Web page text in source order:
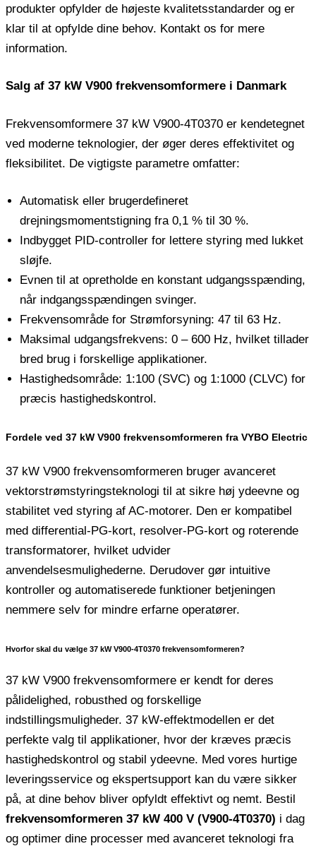
produkter opfylder de højeste kvalitetsstandarder og er
klar til at opfylde dine behov. Kontakt os for mere
information.
Salg af 37 kW V900 frekvensomformere i Danmark
Frekvensomformere 37 kW V900-4T0370 er kendetegnet
ved moderne teknologier, der øger deres effektivitet og
fleksibilitet. De vigtigste parametre omfatter:
Automatisk eller brugerdefineret
drejningsmomentstigning fra 0,1 % til 30 %.
Indbygget PID-controller for lettere styring med lukket
sløjfe.
Evnen til at opretholde en konstant udgangsspænding,
når indgangsspændingen svinger.
Frekvensområde for Strømforsyning: 47 til 63 Hz.
Maksimal udgangsfrekvens: 0 – 600 Hz, hvilket tillader
bred brug i forskellige applikationer.
Hastighedsområde: 1:100 (SVC) og 1:1000 (CLVC) for
præcis hastighedskontrol.
Fordele ved 37 kW V900 frekvensomformeren fra VYBO Electric
37 kW V900 frekvensomformeren bruger avanceret
vektorstrømstyringsteknologi til at sikre høj ydeevne og
stabilitet ved styring af AC-motorer. Den er kompatibel
med differential-PG-kort, resolver-PG-kort og roterende
transformatorer, hvilket udvider
anvendelsesmulighederne. Derudover gør intuitive
kontroller og automatiserede funktioner betjeningen
nemmere selv for mindre erfarne operatører.
Hvorfor skal du vælge 37 kW V900-4T0370 frekvensomformeren?
37 kW V900 frekvensomformere er kendt for deres
pålidelighed, robusthed og forskellige
indstillingsmuligheder. 37 kW-effektmodellen er det
perfekte valg til applikationer, hvor der kræves præcis
hastighedskontrol og stabil ydeevne. Med vores hurtige
leveringsservice og ekspertsupport kan du være sikker
på, at dine behov bliver opfyldt effektivt og nemt. Bestil
frekvensomformeren 37 kW 400 V (V900-4T0370) i dag
og optimer dine processer med avanceret teknologi fra